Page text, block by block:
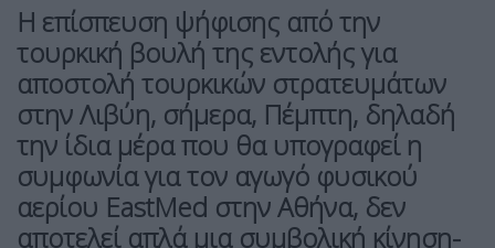
Η επίσπευση ψήφισης από την
τουρκική βουλή της εντολής για
αποστολή τουρκικών στρατευμάτων
στην Λιβύη, σήμερα, Πέμπτη, δηλαδή
την ίδια μέρα που θα υπογραφεί η
συμφωνία για τον αγωγό φυσικού
αερίου EastMed στην Αθήνα, δεν
αποτελεί απλά μια συμβολική κίνηση-